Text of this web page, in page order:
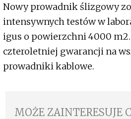
Nowy prowadnik ślizgowy
intensywnych testów w
igus o powierzchni 4000
czteroletniej gwarancji na
prowadniki kablowe.
MOŻE ZAINTERESUJE